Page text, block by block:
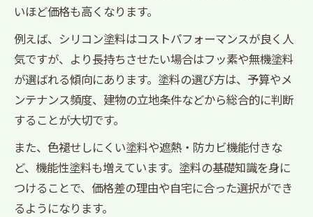
いほど価格も高くなります。
例えば、シリコン塗料はコストパフォーマンスが良く人
気ですが、より長持ちさせたい場合はフッ素や無機塗料
が選ばれる傾向にあります。塗料の選び方は、予算やメ
ンテナンス頻度、建物の立地条件などから総合的に判断
することが大切です。
また、色褪せしにくい塗料や遮熱・防カビ機能付きな
ど、機能性塗料も増えています。塗料の基礎知識を身に
つけることで、価格差の理由や自宅に合った選択ができ
るようになります。